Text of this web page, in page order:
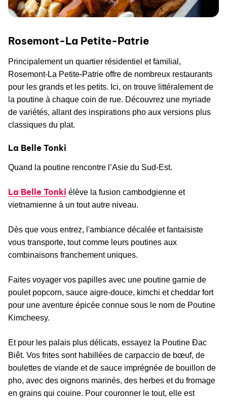
Rosemont-La Petite-Patrie
Principalement un quartier résidentiel et familial,
Rosemont-La Petite-Patrie offre de nombreux restaurants
pour les grands et les petits. Ici, on trouve littéralement de
la poutine à chaque coin de rue. Découvrez une myriade
de variétés, allant des inspirations pho aux versions plus
classiques du plat.
La Belle Tonki
Quand la poutine rencontre l’Asie du Sud-Est.
La Belle Tonki élève la fusion cambodgienne et
vietnamienne à un tout autre niveau.
Dès que vous entrez, l'ambiance décalée et fantaisiste
vous transporte, tout comme leurs poutines aux
combinaisons franchement uniques.
Faites voyager vos papilles avec une poutine garnie de
poulet popcorn, sauce aigre-douce, kimchi et cheddar fort
pour une aventure épicée connue sous le nom de Poutine
Kimcheesy.
Et pour les palais plus délicats, essayez la Poutine Ðac
Biêt. Vos frites sont habillées de carpaccio de bœuf, de
boulettes de viande et de sauce imprégnée de bouillon de
pho, avec des oignons marinés, des herbes et du fromage
en grains qui couine. Pour couronner le tout, elle est